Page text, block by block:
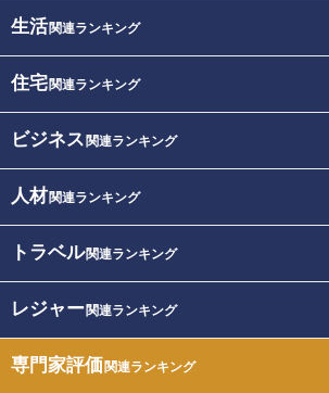
生活関連ランキング
住宅関連ランキング
ビジネス 関連ランキング
人材関連ランキング
トラベル関連ランキング
レジャー関連ランキング
専門家評価関連ランキング